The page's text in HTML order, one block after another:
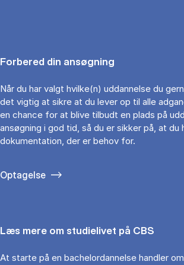
Forbered din ansøgning
Når du har valgt hvilke(n) uddannelse du
det vigtig at sikre at du lever op til alle
en chance for at blive tilbudt en plads på
ansøgning i god tid, så du er sikker på, at du
dokumentation, der er behov for.
Optagelse
Læs mere om studielivet på CBS
At starte på en bachelordannelse handler